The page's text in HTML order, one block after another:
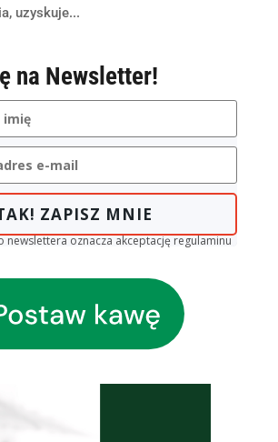
uzyskuje...
na Newsletter!
ZAPISZ MNIE
newslettera oznacza akceptację regulaminu